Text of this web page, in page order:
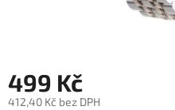
499 Kč
412,40 Kč bez DPH